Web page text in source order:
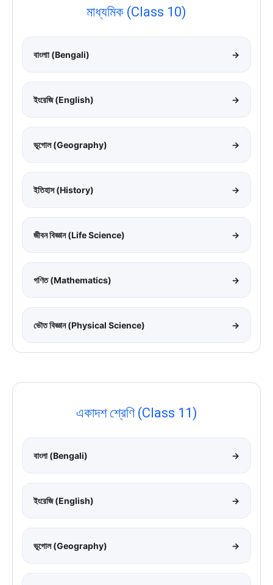
মাধ্যমিক (Class 10)
বাংলাা (Bengali) →
ইংরেজি (English) →
ভূগোল (Geography) →
ইতিহাস (History) →
জীবন বিজ্ঞান (Life Science) →
গণিত (Mathematics) →
ভৌত বিজ্ঞান (Physical Science) →
একাদশ শ্রেণি (Class 11)
বাংলা (Bengali) →
ইংরেজি (English) →
ভূগোল (Geography) →